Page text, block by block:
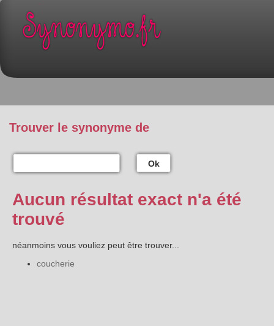
Trouver le synonyme de
Ok
Aucun résultat exact n'a été
trouvé
néanmoins vous vouliez peut être trouver...
coucherie